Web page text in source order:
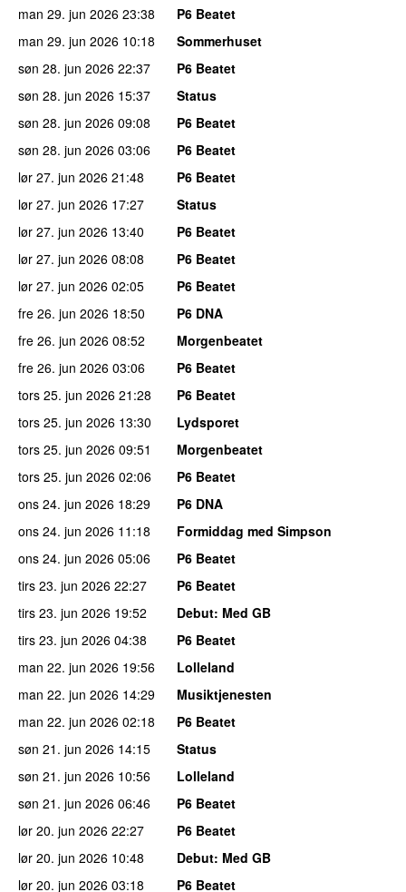
man 29. jun 2026 23:38
P6 Beatet
man 29. jun 2026 10:18
Sommerhuset
søn 28. jun 2026 22:37
P6 Beatet
søn 28. jun 2026 15:37
Status
søn 28. jun 2026 09:08
P6 Beatet
søn 28. jun 2026 03:06
P6 Beatet
lør 27. jun 2026 21:48
P6 Beatet
lør 27. jun 2026 17:27
Status
lør 27. jun 2026 13:40
P6 Beatet
lør 27. jun 2026 08:08
P6 Beatet
lør 27. jun 2026 02:05
P6 Beatet
fre 26. jun 2026 18:50
P6 DNA
fre 26. jun 2026 08:52
Morgenbeatet
fre 26. jun 2026 03:06
P6 Beatet
tors 25. jun 2026 21:28
P6 Beatet
tors 25. jun 2026 13:30
Lydsporet
tors 25. jun 2026 09:51
Morgenbeatet
tors 25. jun 2026 02:06
P6 Beatet
ons 24. jun 2026 18:29
P6 DNA
ons 24. jun 2026 11:18
Formiddag med Simpson
ons 24. jun 2026 05:06
P6 Beatet
tirs 23. jun 2026 22:27
P6 Beatet
tirs 23. jun 2026 19:52 Debut: Med GB
tirs 23. jun 2026 04:38
P6 Beatet
man 22. jun 2026 19:56
Lolleland
man 22. jun 2026 14:29
Musiktjenesten
man 22. jun 2026 02:18
P6 Beatet
søn 21. jun 2026 14:15
Status
søn 21. jun 2026 10:56
Lolleland
søn 21. jun 2026 06:46
P6 Beatet
lør 20. jun 2026 22:27
P6 Beatet
lør 20. jun 2026 10:48 Debut: Med GB
lør 20. jun 2026 03:18 P6 Beatet